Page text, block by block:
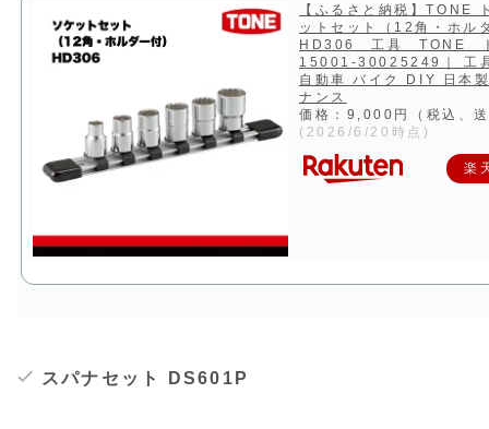
【ふるさと納税】TONE
ットセット（12角・ホル
HD306 工具 TONE
15001-30025249｜ 工
自動車 バイク DIY 日本
ナンス
価格：9,000円（税込、
(2026/6/20時点)
楽
スパナセット DS601P